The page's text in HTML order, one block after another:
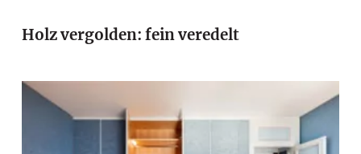
Holz vergolden: fein veredelt